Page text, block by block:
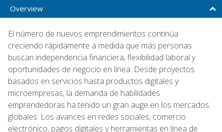
Overview
El número de nuevos emprendimientos continúa
creciendo rápidamente a medida que más personas
buscan independencia financiera, flexibilidad laboral y
oportunidades de negocio en línea. Desde proyectos
basados en servicios hasta productos digitales y
microempresas, la demanda de habilidades
emprendedoras ha tenido un gran auge en los mercados
globales. Los avances en redes sociales, comercio
electrónico, pagos digitales y herramientas en línea de